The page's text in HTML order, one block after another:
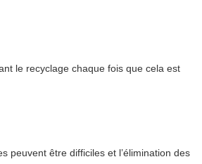
le recyclage chaque fois que cela est
peuvent être difficiles et l’élimination des